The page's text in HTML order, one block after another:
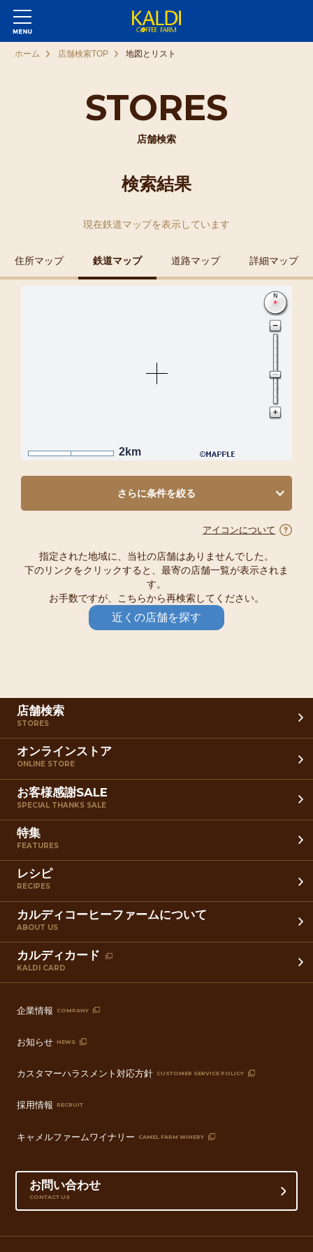
STORES
店舗検索
ホーム 店舗検索TOP 地図とリスト
検索結果
現在鉄道マップを表示しています
住所マップ 鉄道マップ 道路マップ 詳細マップ
2km
さらに条件を絞る
アイコンについて
指定された地域に、当社の店舗はありませんでした。
下のリンクをクリックすると、最寄の店舗一覧が表示されま
す。
お手数ですが、こちらから再検索してください。
近くの店舗を探す
店舗検索
STORES
オンラインストア
ONLINE STORE
お客様感謝SALE
SPECIAL THANKS SALE
特集
FEATURES
レシピ
RECIPES
カルディコーヒーファームについて
ABOUT US
カルディカード
KALDI CARD
企業情報 COMPANY
お知らせ NEWS
カスタマーハラスメント対応方針 CUSTOMER SERVICE POLICY
採用情報 RECRUIT
キャメルファームワイナリー CAMEL FARM WINERY
お問い合わせ
CONTACT US